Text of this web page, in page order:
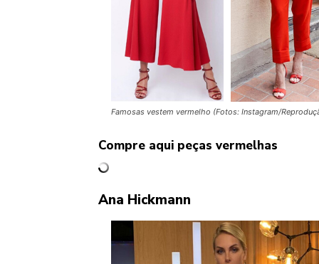
Famosas vestem vermelho (Fotos: Instagram/
Compre aqui peças vermelhas
Ana Hickmann